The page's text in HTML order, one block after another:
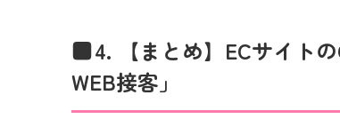
4. 【まとめ】ECサイト
WEB接客」